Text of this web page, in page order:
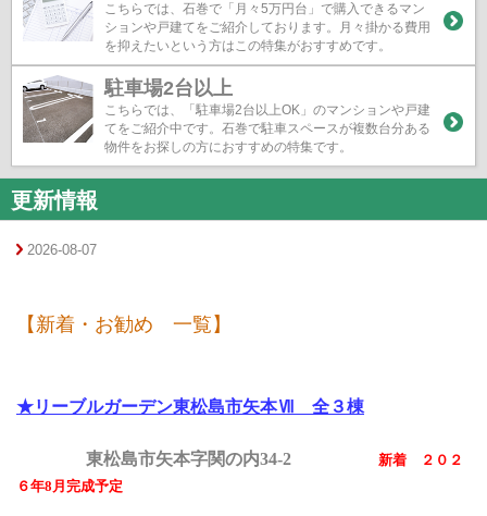
こちらでは、石巻で「月々5万円台」で購入できるマン
ションや戸建てをご紹介しております。月々掛かる費用
を抑えたいという方はこの特集がおすすめです。
駐車場2台以上
こちらでは、「駐車場2台以上OK」のマンションや戸建
てをご紹介中です。石巻で駐車スペースが複数台分ある
物件をお探しの方におすすめの特集です。
更新情報
2026-08-07
【新着・お勧め 一覧】
★リーブルガーデン東松島市矢本Ⅶ 全３棟
東松島市矢本字関の内34-2 新着 ２０２
６年8月完成予定